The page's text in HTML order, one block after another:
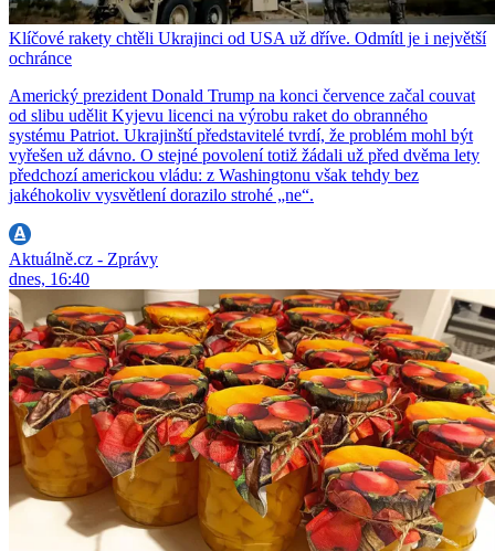
Klíčové rakety chtěli Ukrajinci od USA už dříve. Odmítl je i největší
ochránce
Americký prezident Donald Trump na konci července začal couvat
od slibu udělit Kyjevu licenci na výrobu raket do obranného
systému Patriot. Ukrajinští představitelé tvrdí, že problém mohl být
vyřešen už dávno. O stejné povolení totiž žádali už před dvěma lety
předchozí americkou vládu: z Washingtonu však tehdy bez
jakéhokoliv vysvětlení dorazilo strohé „ne“.
Aktuálně.cz - Zprávy
dnes, 16:40